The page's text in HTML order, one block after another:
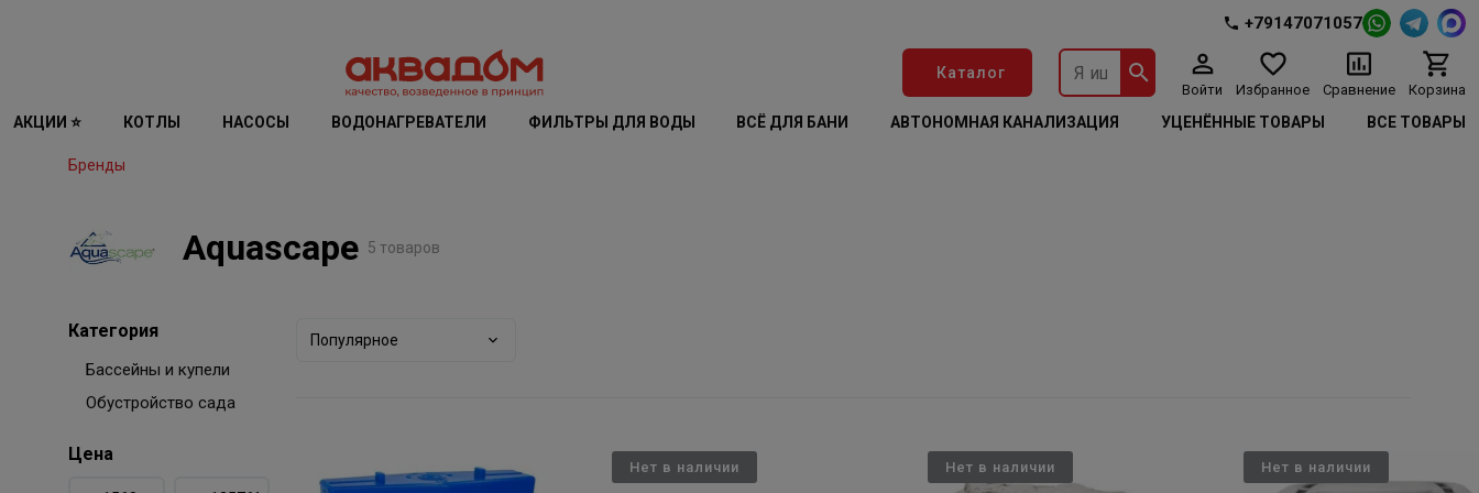
+79147071057
Каталог
Войти Избранное Сравнение Корзина
АКЦИИ ⭐ КОТЛЫ НАСОСЫ ВОДОНАГРЕВАТЕЛИ ФИЛЬТРЫ ДЛЯ ВОДЫ ВСЁ ДЛЯ БАНИ АВТОНОМНАЯ КАНАЛИЗАЦИЯ УЦЕНЁННЫЕ ТОВАРЫ ВСЕ ТОВАРЫ
Бренды
Aquascape 5 товаров
Категория
Бассейны и купели
Обустройство сада
Цена
Популярное
Нет в наличии Нет в наличии Нет в наличии